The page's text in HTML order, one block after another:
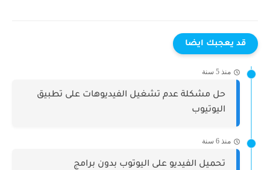
قد يعجبك ايضا
منذ 5 سنة
حل مشكلة عدم تشغيل الفيديوهات على تطبيق
اليوتيوب
منذ 6 سنة
تحميل الفيديو على اليوتوب بدون برامج